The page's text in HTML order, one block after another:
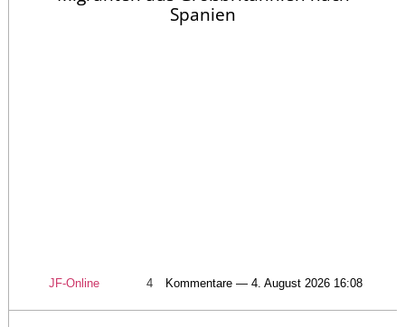
Spanien
JF-Online 4 Kommentare — 4. August 2026 16:08